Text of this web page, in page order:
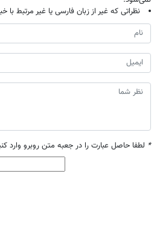
نظراتی که غیر از زبان فارسی یا غیر مرتبط
* لطفا حاصل عبارت را در جعبه متن روبرو وارد